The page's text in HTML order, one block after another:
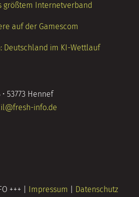
größtem Internetverband
auf der Gamescom
Deutschland im KI-Wettlauf
53773 Hennef
info.de
+++ | Impressum Datenschutz